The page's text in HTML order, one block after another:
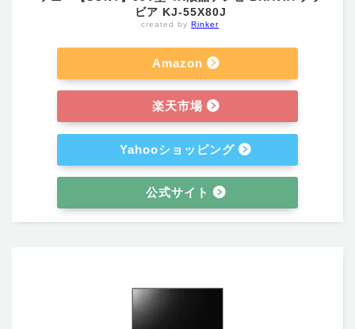
ビア KJ-55X80J
created byRinker
Amazon
楽天市場
Yahooショッピング
公式サイト